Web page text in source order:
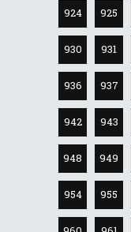
924 925
930 931
936 937
942 943
948 949
954 955